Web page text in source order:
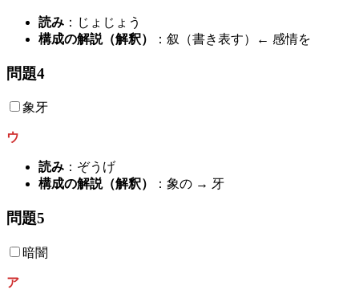
読み ：じょじょう
構成の解説（解釈）
：叙（書き表す）← 感情を
問題4
象牙
ウ
読み ：ぞうげ
構成の解説（解釈）
：象の → 牙
問題5
暗闇
ア